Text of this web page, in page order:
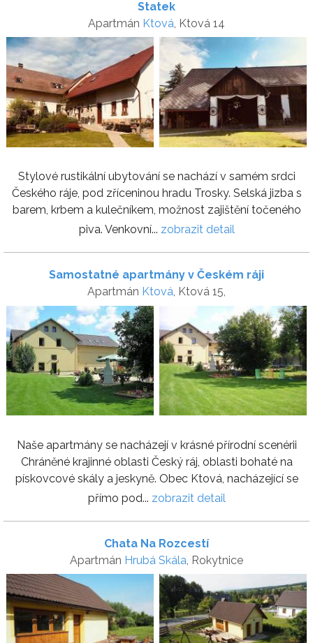
Statek
Apartmán Ktová, Ktová 14
Stylové rustikální ubytování se nachází v samém srdci
Českého ráje, pod zříceninou hradu Trosky. Selská jizba s
barem, krbem a kulečníkem, možnost zajištění točeného
piva. Venkovní... zobrazit detail
Samostatné apartmány v Českém ráji
Apartmán Ktová, Ktová 15,
Naše apartmány se nacházejí v krásné přírodní scenérii
Chráněné krajinné oblasti Český ráj, oblasti bohaté na
pískovcové skály a jeskyně. Obec Ktová, nacházející se
přímo pod... zobrazit detail
Chata Na Rozcestí
Apartmán Hrubá Skála , Rokytnice